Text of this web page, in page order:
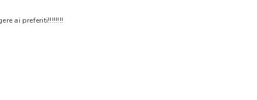
ai preferiti!!!!!!!!